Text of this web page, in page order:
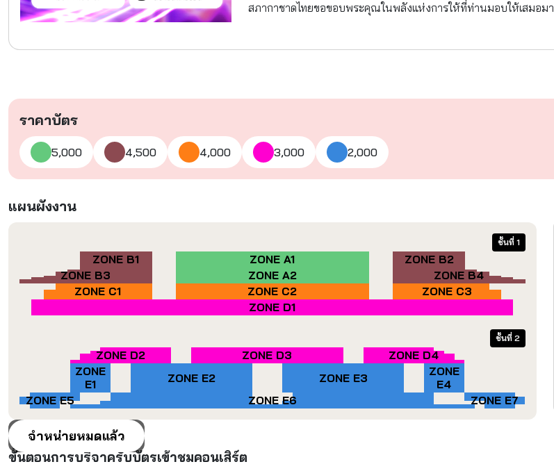
สภากาชาดไทยขอขอบพระคุณในพลังแห่งการให้ที่ท่านมอบให้เสมอมา
ราคาบัตร
5,000 4,500 4,000 3,000 2,000
แผนผังงาน
ชั้นที่ 1
ZONE B1 ZONE A1
ZONE B2
ZONE B3
ZONE A2
ZONE B4
ZONE C1
ZONE C2
ZONE C3
ZONE D1
ชั้นที่ 2
ZONE D2 ZONE D3
ZONE D4
ZONE
E1
ZONE E2 ZONE E3
ZONE
E4
ZONE E5
ZONE E6 ZONE E7
จำหน่ายหมดแล้ว
ขั้นตอนการบริจาครับบัตรเข้าชมคอนเสิร์ต